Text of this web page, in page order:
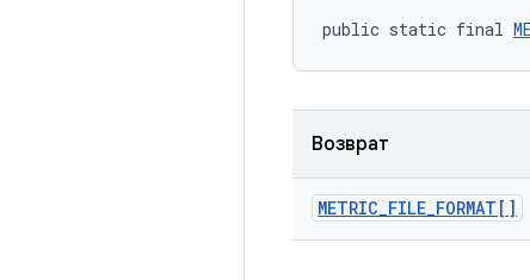
public static final
Возврат
METRIC_FILE_FORMAT[]